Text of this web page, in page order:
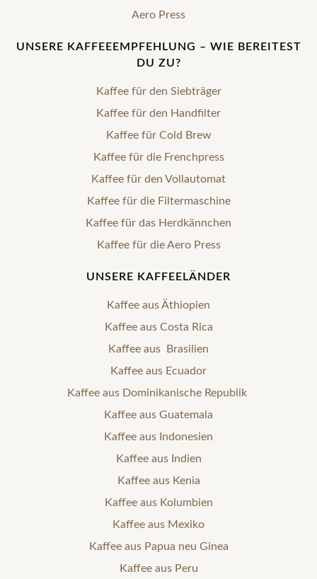
Aero Press
UNSERE KAFFEEEMPFEHLUNG – WIE BEREITEST
DU ZU?
Kaffee für den Siebträger
Kaffee für den Handfilter
Kaffee für Cold Brew
Kaffee für die Frenchpress
Kaffee für den Vollautomat
Kaffee für die Filtermaschine
Kaffee für das Herdkännchen
Kaffee für die Aero Press
UNSERE KAFFEELÄNDER
Kaffee aus Äthiopien
Kaffee aus Costa Rica
Kaffee aus Brasilien
Kaffee aus Ecuador
Kaffee aus Dominikanische Republik
Kaffee aus Guatemala
Kaffee aus Indonesien
Kaffee aus Indien
Kaffee aus Kenia
Kaffee aus Kolumbien
Kaffee aus Mexiko
Kaffee aus Papua neu Ginea
Kaffee aus Peru